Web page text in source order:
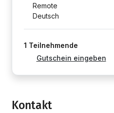
Kontakt
Remote
Deutsch
1 Teilnehmende
Gutschein eingeben